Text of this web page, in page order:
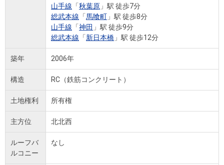
山手線 「秋葉原 」駅 徒歩7分
総武本線 「馬喰町 」駅 徒歩8分
山手線 「神田 」駅 徒歩9分
総武本線 「新日本橋 」駅 徒歩12分
築年 2006年
構造 RC（鉄筋コンクリート）
土地権利 所有権
主方位 北北西
ルーフバ
ルコニー
なし